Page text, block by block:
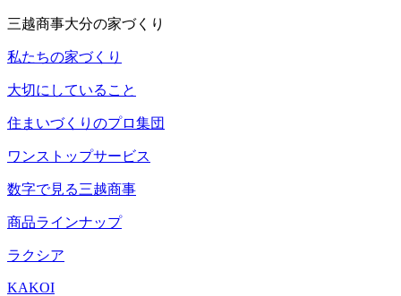
三越商事大分の家づくり
私たちの家づくり
大切にしていること
住まいづくりのプロ集団
ワンストップサービス
数字で見る三越商事
商品ラインナップ
ラクシア
KAKOI